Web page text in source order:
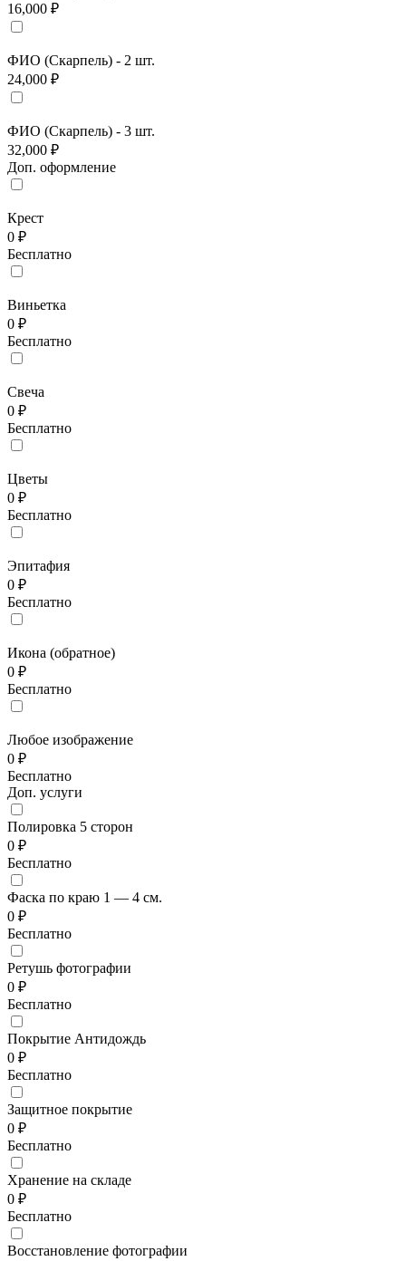
16,000 ₽
ФИО (Скарпель) - 2 шт.
24,000 ₽
ФИО (Скарпель) - 3 шт.
32,000 ₽
Доп. оформление
Крест
0 ₽
Бесплатно
Виньетка
0 ₽
Бесплатно
Свеча
0 ₽
Бесплатно
Цветы
0 ₽
Бесплатно
Эпитафия
0 ₽
Бесплатно
Икона (обратное)
0 ₽
Бесплатно
Любое изображение
0 ₽
Бесплатно
Доп. услуги
Полировка 5 сторон
0 ₽
Бесплатно
Фаска по краю 1 — 4 см.
0 ₽
Бесплатно
Ретушь фотографии
0 ₽
Бесплатно
Покрытие Антидождь
0 ₽
Бесплатно
Защитное покрытие
0 ₽
Бесплатно
Хранение на складе
0 ₽
Бесплатно
Восстановление фотографии